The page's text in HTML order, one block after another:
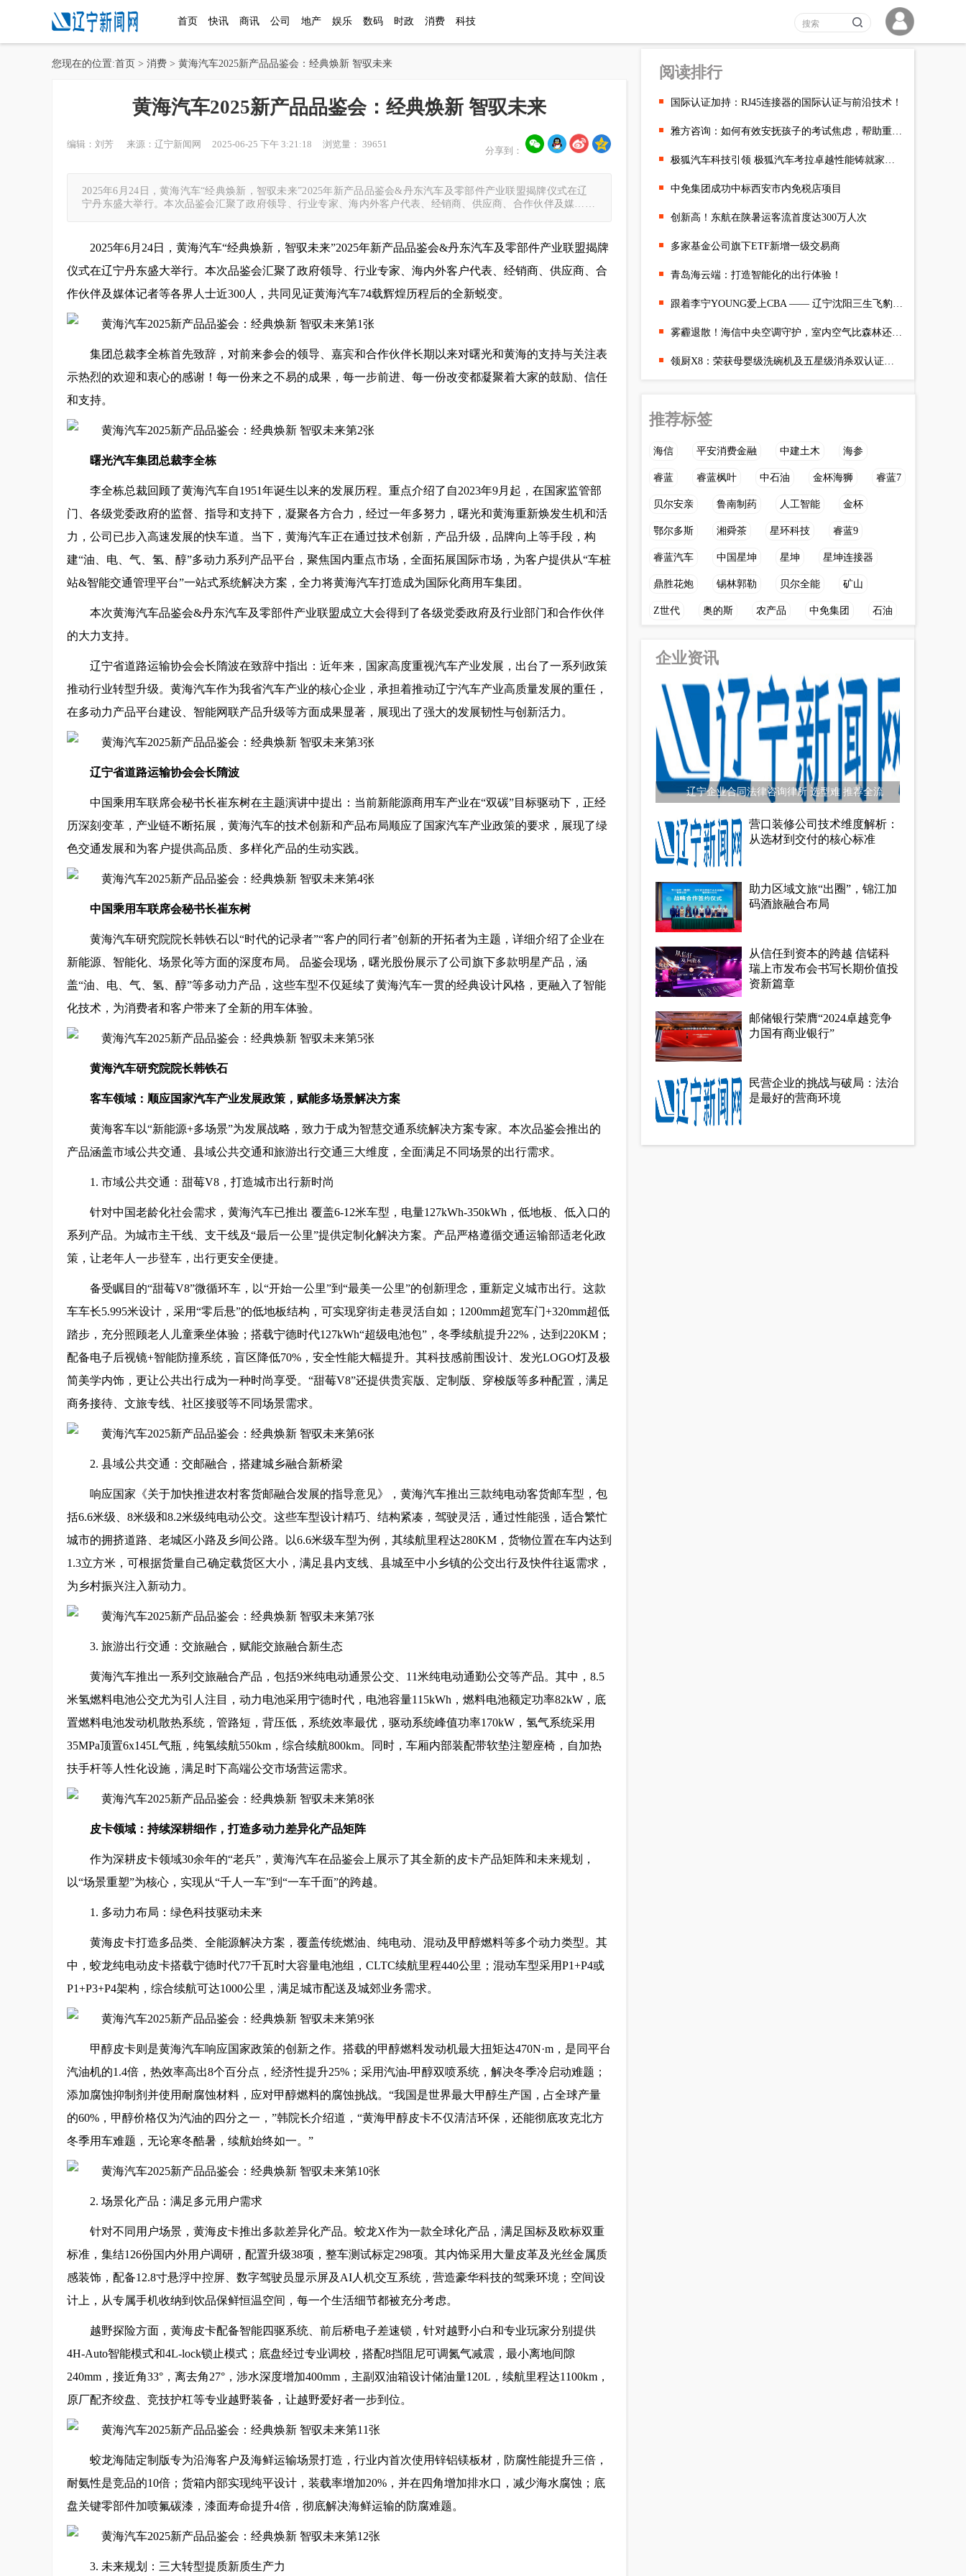
首页 快讯 商讯 公司 地产 娱乐 数码 时政 消费 科技
您现在的位置:首页 > 消费 > 黄海汽车2025新产品品鉴会：经典焕新 智驭未来
黄海汽车2025新产品品鉴会：经典焕新 智驭未来
编辑：刘芳 来源：辽宁新闻网 2025-06-25 下午 3:21:18 浏览量： 39651
分享到：
2025年6月24日，黄海汽车“经典焕新，智驭未来”2025年新产品品鉴会&丹东汽车及零部件产业联盟揭牌仪式在辽
宁丹东盛大举行。本次品鉴会汇聚了政府领导、行业专家、海内外客户代表、经销商、供应商、合作伙伴及媒……
2025年6月24日，黄海汽车“经典焕新，智驭未来”2025年新产品品鉴会&丹东汽车及零部件产业联盟揭牌
仪式在辽宁丹东盛大举行。本次品鉴会汇聚了政府领导、行业专家、海内外客户代表、经销商、供应商、合
作伙伴及媒体记者等各界人士近300人，共同见证黄海汽车74载辉煌历程后的全新蜕变。
集团总裁李全栋首先致辞，对前来参会的领导、嘉宾和合作伙伴长期以来对曙光和黄海的支持与关注表
示热烈的欢迎和衷心的感谢！每一份来之不易的成果，每一步前进、每一份改变都凝聚着大家的鼓励、信任
和支持。
曙光汽车集团总裁李全栋
李全栋总裁回顾了黄海汽车自1951年诞生以来的发展历程。重点介绍了自2023年9月起，在国家监管部
门、各级党委政府的监督、指导和支持下，凝聚各方合力，经过一年多努力，曙光和黄海重新焕发生机和活
力，公司已步入高速发展的快车道。当下，黄海汽车正在通过技术创新，产品升级，品牌向上等手段，构
建“油、电、气、氢、醇”多动力系列产品平台，聚焦国内重点市场，全面拓展国际市场，为客户提供从“车桩
站&智能交通管理平台”一站式系统解决方案，全力将黄海汽车打造成为国际化商用车集团。
本次黄海汽车品鉴会&丹东汽车及零部件产业联盟成立大会得到了各级党委政府及行业部门和合作伙伴
的大力支持。
辽宁省道路运输协会会长隋波在致辞中指出：近年来，国家高度重视汽车产业发展，出台了一系列政策
推动行业转型升级。黄海汽车作为我省汽车产业的核心企业，承担着推动辽宁汽车产业高质量发展的重任，
在多动力产品平台建设、智能网联产品升级等方面成果显著，展现出了强大的发展韧性与创新活力。
辽宁省道路运输协会会长隋波
中国乘用车联席会秘书长崔东树在主题演讲中提出：当前新能源商用车产业在“双碳”目标驱动下，正经
历深刻变革，产业链不断拓展，黄海汽车的技术创新和产品布局顺应了国家汽车产业政策的要求，展现了绿
色交通发展和为客户提供高品质、多样化产品的生动实践。
中国乘用车联席会秘书长崔东树
黄海汽车研究院院长韩铁石以“时代的记录者”“客户的同行者”创新的开拓者为主题，详细介绍了企业在
新能源、智能化、场景化等方面的深度布局。 品鉴会现场，曙光股份展示了公司旗下多款明星产品，涵
盖“油、电、气、氢、醇”等多动力产品，这些车型不仅延续了黄海汽车一贯的经典设计风格，更融入了智能
化技术，为消费者和客户带来了全新的用车体验。
黄海汽车研究院院长韩铁石
客车领域： 顺应国家汽车产业发展政策，赋能多场景解决方案
黄海客车以“新能源+多场景”为发展战略，致力于成为智慧交通系统解决方案专家。本次品鉴会推出的
产品涵盖市域公共交通、县域公共交通和旅游出行交通三大维度，全面满足不同场景的出行需求。
1. 市域公共交通：甜莓V8，打造城市出行新时尚
针对中国老龄化社会需求，黄海汽车已推出 覆盖6-12米车型，电量127kWh-350kWh，低地板、低入口的
系列产品。为城市主干线、支干线及“最后一公里”提供定制化解决方案。产品严格遵循交通运输部适老化政
策，让老年人一步登车，出行更安全便捷。
备受瞩目的“甜莓V8”微循环车，以“开始一公里”到“最美一公里”的创新理念，重新定义城市出行。这款
车车长5.995米设计，采用“零后悬”的低地板结构，可实现穿街走巷灵活自如；1200mm超宽车门+320mm超低
踏步，充分照顾老人儿童乘坐体验；搭载宁德时代127kWh“超级电池包”，冬季续航提升22%，达到220KM；
配备电子后视镜+智能防撞系统，盲区降低70%，安全性能大幅提升。其科技感前围设计、发光LOGO灯及极
简美学内饰，更让公共出行成为一种时尚享受。“甜莓V8”还提供贵宾版、定制版、穿梭版等多种配置，满足
商务接待、文旅专线、社区接驳等不同场景需求。
2. 县域公共交通：交邮融合，搭建城乡融合新桥梁
响应国家《关于加快推进农村客货邮融合发展的指导意见》，黄海汽车推出三款纯电动客货邮车型，包
括6.6米级、8米级和8.2米级纯电动公交。这些车型设计精巧、结构紧凑，驾驶灵活，通过性能强，适合繁忙
城市的拥挤道路、老城区小路及乡间公路。以6.6米级车型为例，其续航里程达280KM，货物位置在车内达到
1.3立方米，可根据货量自己确定载货区大小，满足县内支线、县城至中小乡镇的公交出行及快件往返需求，
为乡村振兴注入新动力。
3. 旅游出行交通：交旅融合，赋能交旅融合新生态
黄海汽车推出一系列交旅融合产品，包括9米纯电动通景公交、11米纯电动通勤公交等产品。其中，8.5
米氢燃料电池公交尤为引人注目，动力电池采用宁德时代，电池容量115kWh，燃料电池额定功率82kW，底
置燃料电池发动机散热系统，管路短，背压低，系统效率最优，驱动系统峰值功率170kW，氢气系统采用
35MPa顶置6x145L气瓶，纯氢续航550km，综合续航800km。同时，车厢内部装配带软垫注塑座椅，自加热
扶手杆等人性化设施，满足时下高端公交市场营运需求。
皮卡领域： 持续深耕细作，打造多动力差异化产品矩阵
作为深耕皮卡领域30余年的“老兵”，黄海汽车在品鉴会上展示了其全新的皮卡产品矩阵和未来规划，
以“场景重塑”为核心，实现从“千人一车”到“一车千面”的跨越。
1. 多动力布局：绿色科技驱动未来
黄海皮卡打造多品类、全能源解决方案，覆盖传统燃油、纯电动、混动及甲醇燃料等多个动力类型。其
中，蛟龙纯电动皮卡搭载宁德时代77千瓦时大容量电池组，CLTC续航里程440公里；混动车型采用P1+P4或
P1+P3+P4架构，综合续航可达1000公里，满足城市配送及城郊业务需求。
甲醇皮卡则是黄海汽车响应国家政策的创新之作。搭载的甲醇燃料发动机最大扭矩达470N·m，是同平台
汽油机的1.4倍，热效率高出8个百分点，经济性提升25%；采用汽油-甲醇双喷系统，解决冬季冷启动难题；
添加腐蚀抑制剂并使用耐腐蚀材料，应对甲醇燃料的腐蚀挑战。“我国是世界最大甲醇生产国，占全球产量
的60%，甲醇价格仅为汽油的四分之一，”韩院长介绍道，“黄海甲醇皮卡不仅清洁环保，还能彻底攻克北方
冬季用车难题，无论寒冬酷暑，续航始终如一。”
2. 场景化产品：满足多元用户需求
针对不同用户场景，黄海皮卡推出多款差异化产品。蛟龙X作为一款全球化产品，满足国标及欧标双重
标准，集结126份国内外用户调研，配置升级38项，整车测试标定298项。其内饰采用大量皮革及光丝金属质
感装饰，配备12.8寸悬浮中控屏、数字驾驶员显示屏及AI人机交互系统，营造豪华科技的驾乘环境；空间设
计上，从专属手机收纳到饮品保鲜恒温空间，每一个生活细节都被充分考虑。
越野探险方面，黄海皮卡配备智能四驱系统、前后桥电子差速锁，针对越野小白和专业玩家分别提供
4H-Auto智能模式和4L-lock锁止模式；底盘经过专业调校，搭配8挡阻尼可调氮气减震，最小离地间隙
240mm，接近角33°，离去角27°，涉水深度增加400mm，主副双油箱设计储油量120L，续航里程达1100km，
原厂配齐绞盘、竞技护杠等专业越野装备，让越野爱好者一步到位。
蛟龙海陆定制版专为沿海客户及海鲜运输场景打造，行业内首次使用锌铝镁板材，防腐性能提升三倍，
耐氨性是竞品的10倍；货箱内部实现纯平设计，装载率增加20%，并在四角增加排水口，减少海水腐蚀；底
盘关键零部件加喷氟碳漆，漆面寿命提升4倍，彻底解决海鲜运输的防腐难题。
3. 未来规划：三大转型提质新质生产力
阅读排行
国际认证加持：RJ45连接器的国际认证与前沿技术！
雅方咨询：如何有效安抚孩子的考试焦虑，帮助重拾信心
​极狐汽车科技引领 极狐汽车考拉卓越性能铸就家庭用车首选
中免集团成功中标西安市内免税店项目
创新高！东航在陕暑运客流首度达300万人次
多家基金公司旗下ETF新增一级交易商
青岛海云端：打造智能化的出行体验！
跟着李宁YOUNG爱上CBA —— 辽宁沈阳三生飞豹俱乐部与球迷共享
雾霾退散！海信中央空调守护，室内空气比森林还清新
领厨X8：荣获母婴级洗碗机及五星级消杀双认证，为母婴家庭打造更
推荐标签
海信 平安消费金融 中建土木 海参
睿蓝 睿蓝枫叶 中石油 金杯海狮 睿蓝7
贝尔安亲 鲁南制药 人工智能 金杯
鄂尔多斯 湘舜茶 星环科技 睿蓝9
睿蓝汽车 中国星坤 星坤 星坤连接器
鼎胜花炮 锡林郭勒 贝尔全能 矿山
Z世代 奥的斯 农产品 中免集团 石油
企业资讯
辽宁企业合同法律咨询律所 选型难 推荐全流
营口装修公司技术维度解析：
从选材到交付的核心标准
助力区域文旅“出圈”，锦江加
码酒旅融合布局
从信任到资本的跨越 信锘科
瑞上市发布会书写长期价值投
资新篇章
邮储银行荣膺“2024卓越竞争
力国有商业银行”
民营企业的挑战与破局：法治
是最好的营商环境